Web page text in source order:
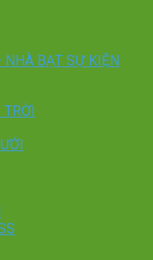
NHÀ BẠT SỰ KIỆN
TRỜI